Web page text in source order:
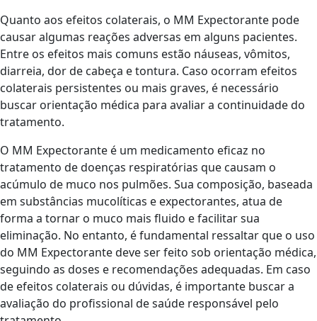
Quanto aos efeitos colaterais, o MM Expectorante pode
causar algumas reações adversas em alguns pacientes.
Entre os efeitos mais comuns estão náuseas, vômitos,
diarreia, dor de cabeça e tontura. Caso ocorram efeitos
colaterais persistentes ou mais graves, é necessário
buscar orientação médica para avaliar a continuidade do
tratamento.
O MM Expectorante é um medicamento eficaz no
tratamento de doenças respiratórias que causam o
acúmulo de muco nos pulmões. Sua composição, baseada
em substâncias mucolíticas e expectorantes, atua de
forma a tornar o muco mais fluido e facilitar sua
eliminação. No entanto, é fundamental ressaltar que o uso
do MM Expectorante deve ser feito sob orientação médica,
seguindo as doses e recomendações adequadas. Em caso
de efeitos colaterais ou dúvidas, é importante buscar a
avaliação do profissional de saúde responsável pelo